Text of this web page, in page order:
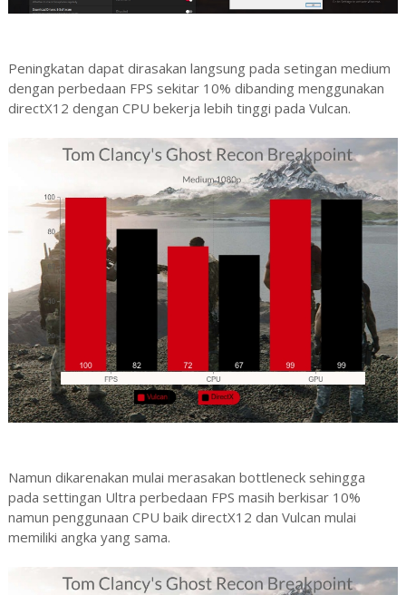
Peningkatan dapat dirasakan langsung pada setingan medium
dengan perbedaan FPS sekitar 10% dibanding menggunakan
directX12 dengan CPU bekerja lebih tinggi pada Vulcan.
Namun dikarenakan mulai merasakan bottleneck sehingga
pada settingan Ultra perbedaan FPS masih berkisar 10%
namun penggunaan CPU baik directX12 dan Vulcan mulai
memiliki angka yang sama.